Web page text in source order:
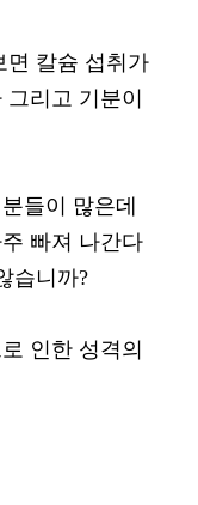
면 칼슘 섭취가
리고 기분이
들이 많은데
빠져 나간다
습니까?
인한 성격의